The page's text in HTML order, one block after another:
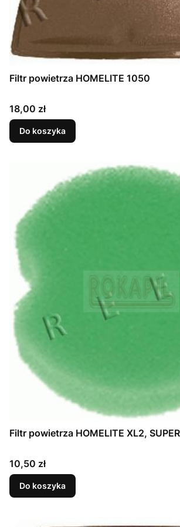
Filtr powietrza HOMELITE 1050
Cena
18,00 zł
Do koszyka
Filtr powietrza HOMELITE XL2,
Cena
10,50 zł
Do koszyka